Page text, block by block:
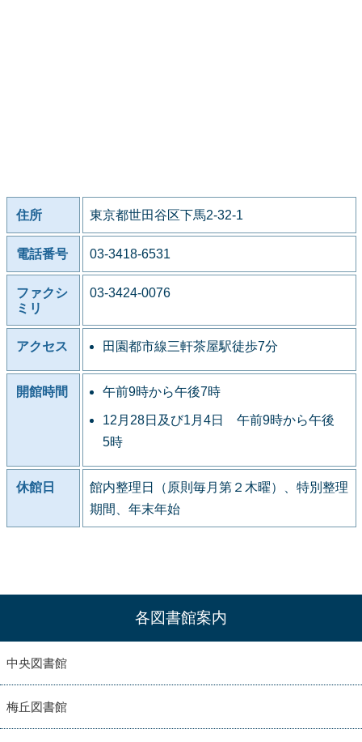
住所 東京都世田谷区下馬2-32-1
電話番号 03-3418-6531
ファクシ
ミリ
03-3424-0076
アクセス 田園都市線三軒茶屋駅徒歩7分
開館時間 午前9時から午後7時
12月28日及び1月4日 午前9時から午後
5時
休館日
館内整理日（原則毎月第２木曜）、特別整理
期間、年末年始
各図書館案内
中央図書館
梅丘図書館